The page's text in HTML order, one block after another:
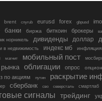
brent cnyrub eurusd forex gbpusd
банки биржа биткоин брокеры
норникель
дивиденды доллар
в недвижимость индекс мб
инфляция
магнит мобильный пост
облигации опрос
по акциям путин раскрытие
сбербанк сво северсталь смартлаб
сигналы трейдинг